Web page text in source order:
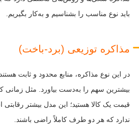
باید نوع مناسب را بشناسیم و به‌کار بگیریم.
مذاکره توزیعی (برد-باخت)
در این نوع مذاکره، منابع محدود و ثابت
بیشترین سهم را به‌دست بیاورد. مثل زمانی
قیمت یک کالا هستید؛ این مدل بیشتر رقابتی
ندارد که هر دو طرف کاملاً راضی باشند.